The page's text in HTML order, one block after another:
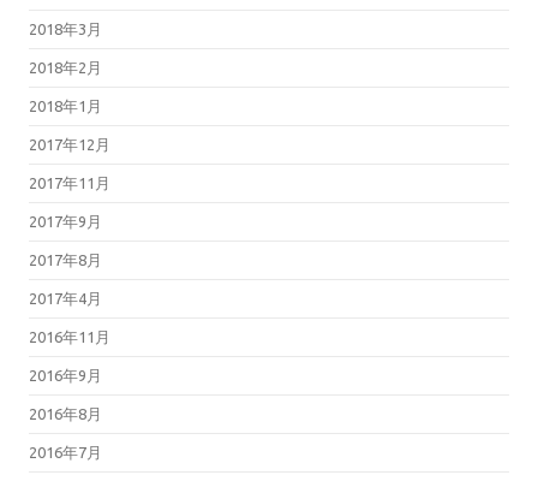
2018年3月
2018年2月
2018年1月
2017年12月
2017年11月
2017年9月
2017年8月
2017年4月
2016年11月
2016年9月
2016年8月
2016年7月